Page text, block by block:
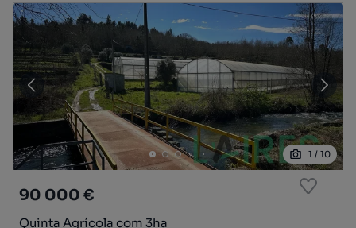
1 / 10
90 000 €
Quinta Agrícola com 3ha